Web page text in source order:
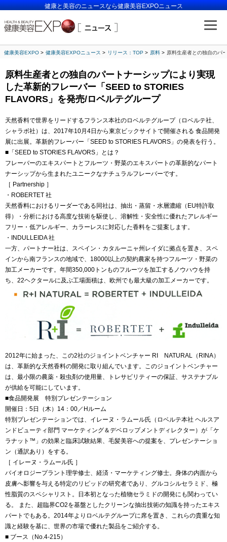
健康と美容のニュースなら健康美容EXPOニュース
健康美容EXPO 健康美容EXPOニュース リリース：TOP 原料 原料生産者との独自のパ
原料生産者との独自のパートナーシップにより実現
した革新的フレーバー「SEED to STORIES
FLAVORS」を発売/ロベルテグループ
天然香料で世界をリードするフランス本社のロベルテグループ（ロベルテ社、
シャラボ社）は、2017年10月4日から東京ビックサイトで開催される 食品開発
展に出展。革新的フレーバー「SEED to STORIES FLAVORS」の発表を行う。
■「SEED to STORIES FLAVORS」とは？
フレーバーのエキスパートとフルーツ・野菜のエキスパートの革新的なパート
ナーシップから生まれたユニークなナチュラルフレーバーです。
［ Partnership ］
・ROBERTET 社
天然香料におけるリーダーである同社は、抽出・蒸留・水層濃縮（EU特許取
得）・分析における高度な技術を駆使し、溶解性・安全性に優れたアレルギー
フリー・低アレルギー、カラーレスに対応した香料をご提案します。
・INDULLEIDA 社
一方、パートナー社は、スペイン・カタルーニャ州レイダに拠点を置き、スペ
インから南フランスの地域で、18000以上の契約農家を持つフルーツ・野菜の
加工メーカーです。年間350,000トンものフルーツを加工するノウハウを持
ち、22ヘクタールに及ぶ工場面積は、欧州でも最大級の加工メーカーです。
2012年に始まった、この2社のジョイントベンチャー RI NATURAL（RINA）
は、革新的な天然香料の開発に取り組んでいます。このジョイントベンチャー
は、最小限の農薬・殺虫剤の使用量、トレサビリティーの保証、サステナブル
が供給を可能にしています。
■食品開発展 特別プレゼンテーション
開催日：5日（木）14：00／Hルーム
特別プレゼンテーションでは、イレーヌ・ラムール氏（ロベルテ本社 ヘルスア
ンドビューティ部門 マーケティング＆デベロップメントディレクター）が「ケ
ラナット™」の効果と臨床試験結果、毛髪美容への提案を、プレゼンテーショ
ン（通訳あり）をする。
［ イレーヌ・ラムール氏 ］
バイオロジープラント理学修士、経済・マーケティング修士。身体の内面から
皮膚へ影響を与える特定のリピッドの研究者であり、グルコシルセラミド、極
性脂質のスペシャリスト。日本初となった植物セラミドの開発にも関わってい
る。 また、超臨界CO2を基盤としたクリーンな抽出技術の知識を持ったエキス
パートでもある。2014年よりロベルテグループに席を置き、これらの貴重な知
識と経験を基に、世界の市場で優れた製品をご紹介する。
■ ブース（No.4-215）